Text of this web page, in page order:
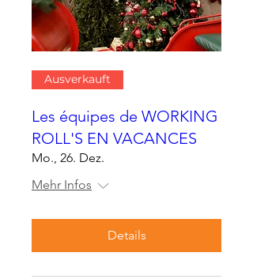
Ausverkauft
Les équipes de WORKING
ROLL'S EN VACANCES
Mo., 26. Dez.
Mehr Infos
Details